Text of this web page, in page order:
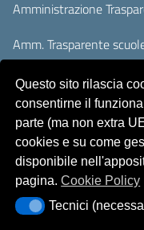
Amministrazione
Amm. Trasparente
Adempimenti AVCP /
Accesso Civico
Sicurezza Note Legali
Questo sito rilascia
consentirne il
parte (ma non extra
cookies e su come
disponibile
pagina.Cookie Policy
Tecnici (necessari)
Tecnici